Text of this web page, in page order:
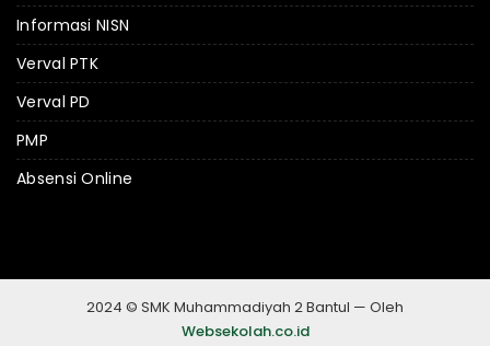
Informasi NISN
Verval PTK
Verval PD
PMP
Absensi Online
2024 © SMK Muhammadiyah 2 Bantul — Oleh
Websekolah.co.id